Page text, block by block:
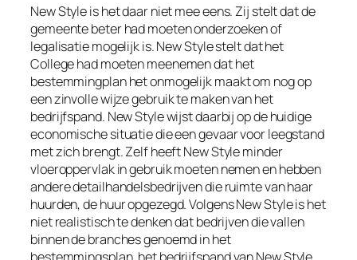
New Style is het daar niet mee eens. Zij stelt dat de
gemeente beter had moeten onderzoeken of
legalisatie mogelijk is. New Style stelt dat het
College had moeten meenemen dat het
bestemmingplan het onmogelijk maakt om nog op
een zinvolle wijzegebruik te maken van het
bedrijfspand. New Style wijst daarbij op de huidige
economische situatie die een gevaar voor leegstand
met zich brengt. Zelf heeft New Style minder
vloeroppervlak in gebruik moeten nemen en hebben
andere detailhandelsbedrijven die ruimte van haar
huurden, de huur opgezegd. Volgens New Style is het
niet realistisch te denken dat bedrijven die vallen
binnen de branches genoemd in het